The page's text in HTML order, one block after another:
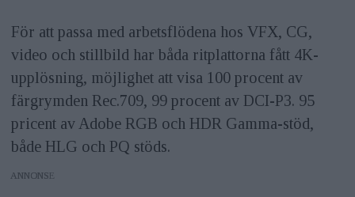
För att passa med arbetsflödena hos VFX, CG,
video och stillbild har båda ritplattorna fått 4K-
upplösning, möjlighet att visa 100 procent av
färgrymden Rec.709, 99 procent av DCI-P3. 95
pricent av Adobe RGB och HDR Gamma-stöd,
både HLG och PQ stöds.
ANNONS